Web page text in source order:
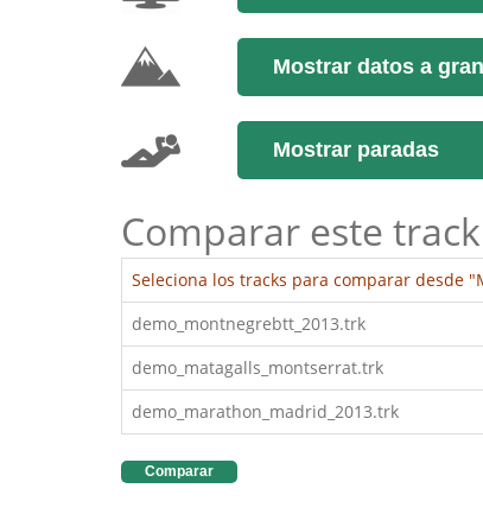
Mostrar datos a
Mostrar paradas
Comparar este
Seleciona los tracks para comparar desde
demo_montnegrebtt_2013.trk
demo_matagalls_montserrat.trk
demo_marathon_madrid_2013.trk
Comparar